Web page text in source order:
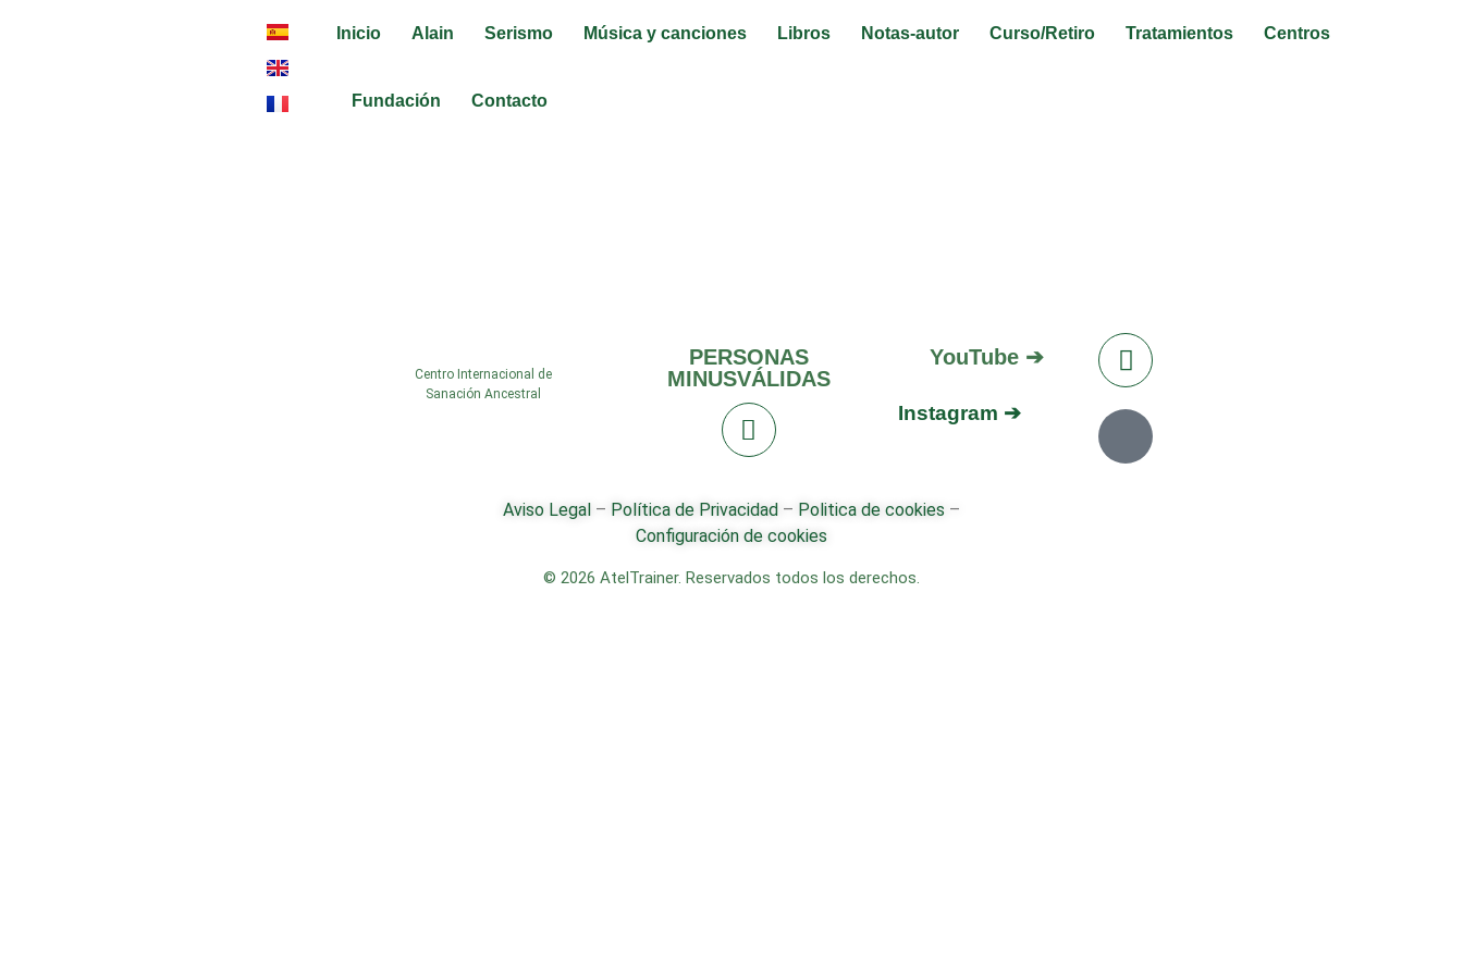
Inicio Alain Serismo Música y canciones Libros Notas-autor Curso/Retiro Tratamientos Centros
Fundación Contacto
Centro Internacional de
Sanación Ancestral
PERSONAS
MINUSVÁLIDAS
YouTube ➔
Instagram ➔
Aviso Legal – Política de Privacidad – Politica de cookies –
Configuración de cookies
© 2026 AtelTrainer. Reservados todos los derechos.